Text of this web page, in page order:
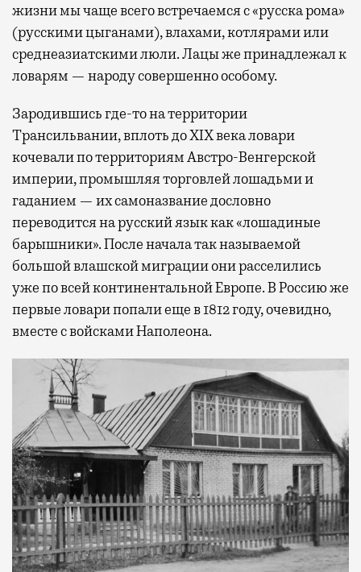
жизни мы чаще всего встречаемся с «русска рома»
(русскими цыганами), влахами, котлярами или
среднеазиатскими люли. Лацы же принадлежал к
ловарям — народу совершенно особому.
Зародившись где-то на территории
Трансильвании, вплоть до XIX века ловари
кочевали по территориям Австро-Венгерской
империи, промышляя торговлей лошадьми и
гаданием — их самоназвание дословно
переводится на русский язык как «лошадиные
барышники». После начала так называемой
большой влашской миграции они расселились
уже по всей континентальной Европе. В Россию же
первые ловари попали еще в 1812 году, очевидно,
вместе с войсками Наполеона.